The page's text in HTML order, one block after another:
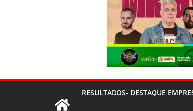
RESULTADOS- DESTAQUE